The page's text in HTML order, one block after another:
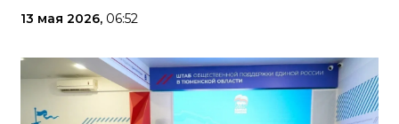
13 мая 2026, 06:52